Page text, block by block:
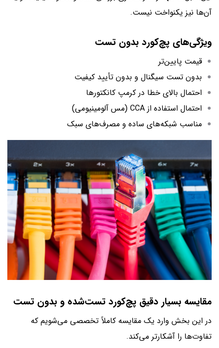
آن‌ها نیز یکنواخت نیست.
ویژگی‌های پچ‌کورد بدون تست
قیمت پایین‌تر
بدون تست سیگنال و بدون تأیید کیفیت
احتمال بالای خطا در کرمپ کانکتورها
احتمال استفاده از CCA (مس آلومینیومی)
مناسب شبکه‌های ساده و مصرف‌های سبک
مقایسه بسیار دقیق پچ‌کورد تست‌شده و بدون تست
در این بخش وارد یک مقایسه کاملاً تخصصی می‌شویم که
تفاوت‌ها را آشکارتر می‌کند.